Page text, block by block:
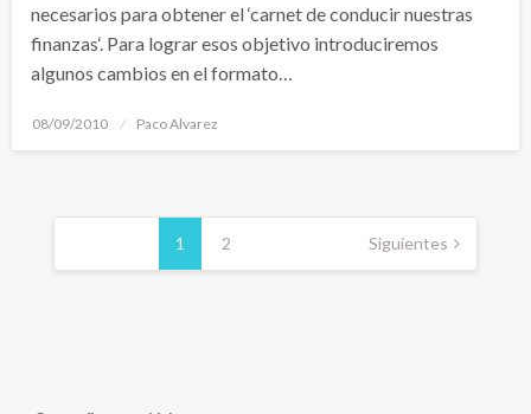
necesarios para obtener el ‘carnet de conducir nuestras
finanzas‘. Para lograr esos objetivo introduciremos
algunos cambios en el formato…
Publicado
08/09/2010 Paco Alvarez
Navegación
entradas
1 2 Siguientes